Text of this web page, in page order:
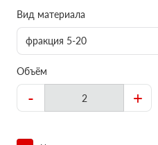
Вид материала
фракция 5-20
Объём
- +